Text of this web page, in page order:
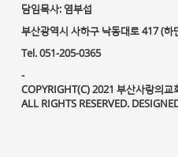
담임목사: 염부섭
부산광역시 사하구 낙동대로 417 (하
Tel. 051-205-0365
-
COPYRIGHT(C) 2021 부산사랑의교
ALL RIGHTS RESERVED.